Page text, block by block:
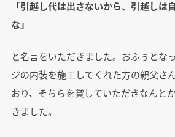
「引越し代は出さないから、引越しは
な」
と名言をいただきました。おふぅとな
ジの内装を施工してくれた方の親父さ
おり、そちらを貸していただきなんと
きました。